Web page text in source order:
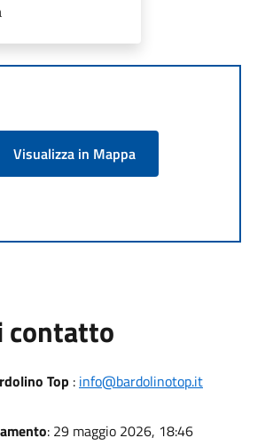
Visualizza in Mappa
contatto
Top : info@bardolinotop.it
: 29 maggio 2026, 18:46